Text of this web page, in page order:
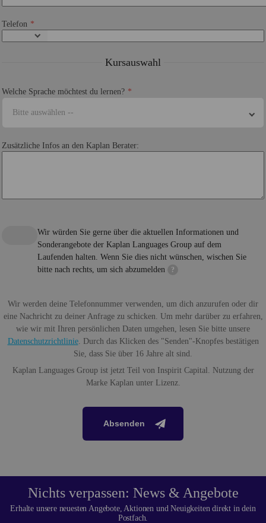
Telefon
Kursauswahl
Welche Sprache möchtest du lernen?
Bitte auswählen --
Zusätzliche Infos an den Kaplan Berater:
Wir würden Sie gerne über die aktuellen Informationen und
Sonderangebote der Kaplan Languages Group auf dem
Laufenden halten. Wenn Sie dies nicht wünschen, wischen Sie
bitte nach rechts, um sich abzumelden
?
Wir werden deine Telefonnummer verwenden, um dich anzurufen oder dir
eine Nachricht zu deiner Anfrage zu schicken. Um mehr darüber zu erfahren,
wie wir mit Ihren persönlichen Daten umgehen, lesen Sie bitte unsere
Datenschutzrichtlinie. Durch das Klicken des "Senden"-Knopfes bestätigen
Sie, dass Sie über 16 Jahre alt sind.
Kaplan Languages Group ist jetzt Teil von Inspirit Capital. Nutzung der
Marke Kaplan unter Lizenz.
Absenden
Nichts verpassen: News & Angebote
Erhalte unsere neuesten Angebote, Aktionen und Neuigkeiten direkt in dein
Postfach.